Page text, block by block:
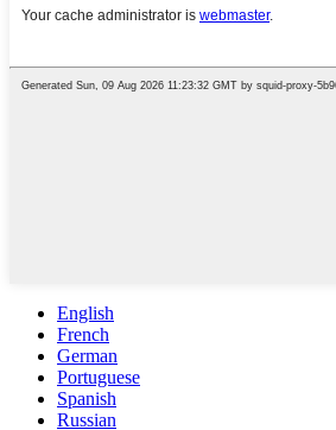
English
French
German
Portuguese
Spanish
Russian